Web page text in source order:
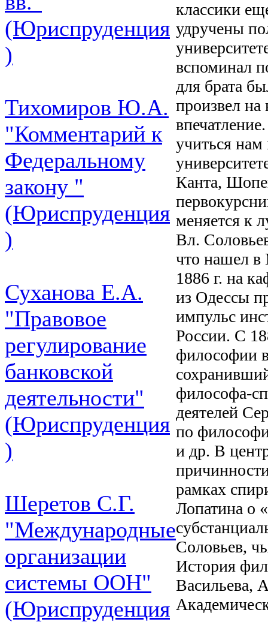
(Юриспруденция
)
Тихомиров Ю.А.
"Комментарий к
Федеральному
закону "
(Юриспруденция
)
Суханова Е.А.
"Правовое
регулирование
банковской
деятельности"
(Юриспруденция
)
Шеретов С.Г.
"Международные
организации
системы ООН"
(Юриспруденция
классики
удручены
вспоминал
для брата
произвел
учиться
Канта,
меняется к
Вл.
что нашел
1886 г. на
из Одессы
импульс
России. С
философии
философа-
деятелей
по
и др. В
рамках
Лопатина о
Соловьев,
История
Васильева,